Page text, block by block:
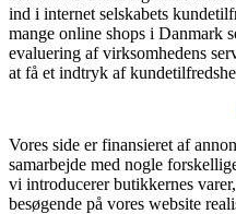
ind i internet selskabets
mange online shops i Danmark
evaluering af virksomhedens
at få et indtryk af
Vores side er finansieret af
samarbejde med nogle
vi introducerer butikkernes
besøgende på vores website